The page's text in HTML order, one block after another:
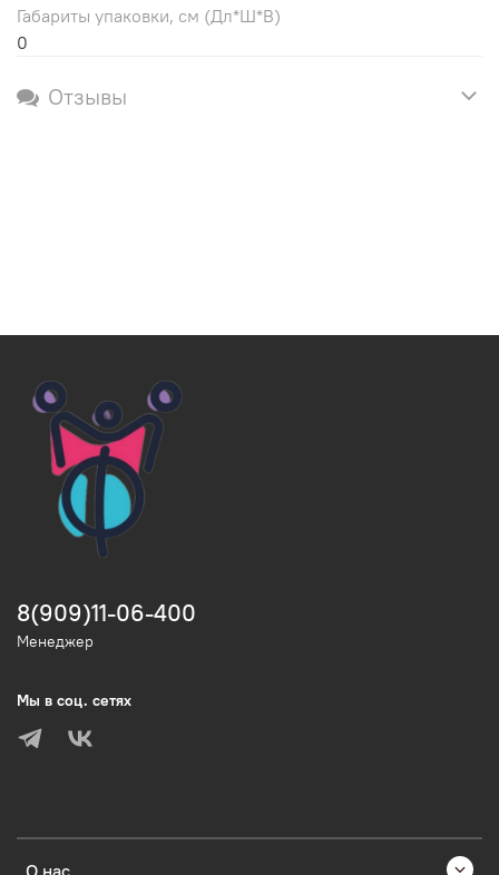
Габариты упаковки, см (Дл*Ш*В)
0
Отзывы
8(909)11-06-400
Менеджер
Мы в соц. сетях